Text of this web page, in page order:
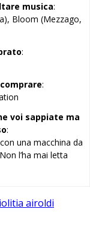
musica:
Bloom (Mezzago,
:
:
voi sappiate ma
:
una macchina da
l’ha mai letta
tia airoldi